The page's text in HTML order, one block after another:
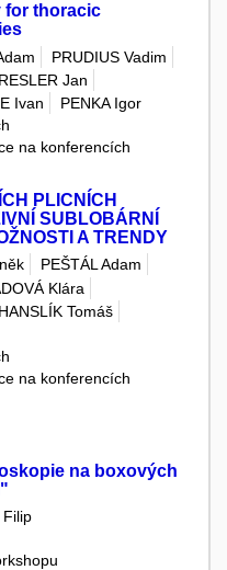
for thoracic
PRUDIUS Vadim
RESLER Jan
Ivan
PENKA Igor
na konferencích
PLICNÍCH
SUBLOBÁRNÍ
A TRENDY
PEŠTÁL Adam
Klára
HANSLÍK Tomáš
na konferencích
na boxových
Filip